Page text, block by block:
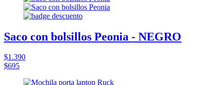
Saco con bolsillos Peonia - NEGRO
$1.390
$695